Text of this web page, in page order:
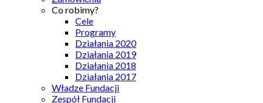
Co robimy?
Cele
Programy
Działania 2020
Działania 2019
Działania 2018
Działania 2017
Władze Fundacji
Zespół Fundacji